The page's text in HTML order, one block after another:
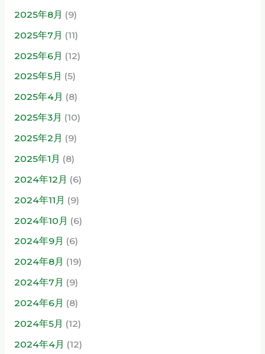
2025年8月 (9)
2025年7月 (11)
2025年6月 (12)
2025年5月 (5)
2025年4月 (8)
2025年3月 (10)
2025年2月 (9)
2025年1月 (8)
2024年12月 (6)
2024年11月 (9)
2024年10月 (6)
2024年9月 (6)
2024年8月 (19)
2024年7月 (9)
2024年6月 (8)
2024年5月 (12)
2024年4月 (12)